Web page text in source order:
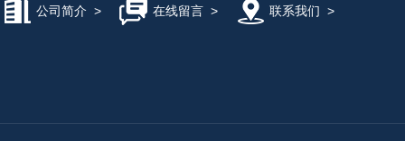
公司简介 > 在线留言> 联系我们 >